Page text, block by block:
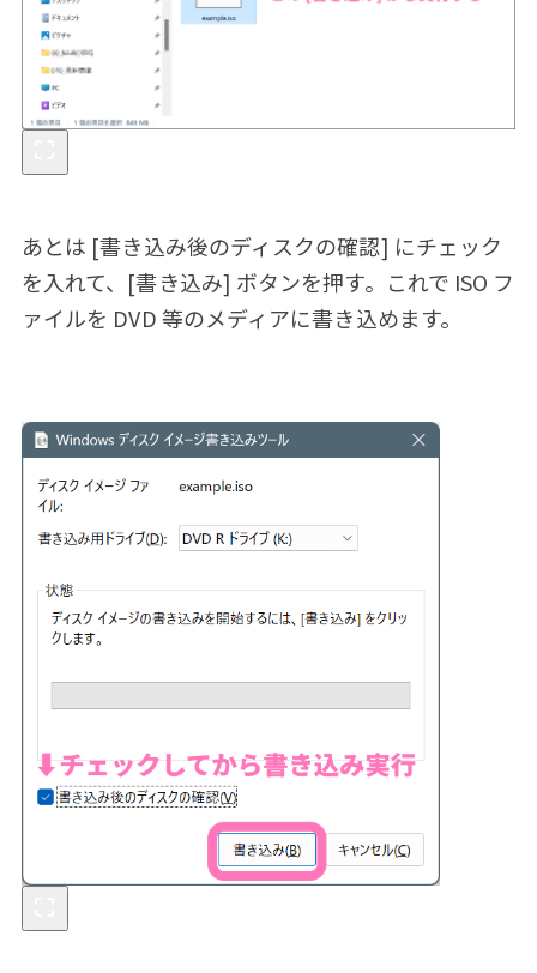
あとは [書き込み後のディスクの確認] にチェック
を入れて、[書き込み] ボタンを押す。これで ISO フ
ァイルを DVD 等のメディアに書き込めます。